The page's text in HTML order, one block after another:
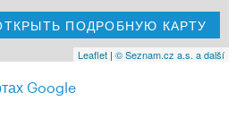
ПОДРОБНУЮ КАРТУ
Leaflet | © Seznam.cz a.s. a další
Google